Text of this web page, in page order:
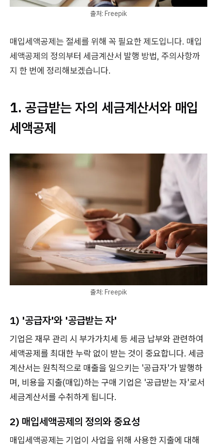
출처: Freepik
매입세액공제는 절세를 위해 꼭 필요한 제도입니다. 매입
세액공제의 정의부터 세금계산서 발행 방법, 주의사항까
지 한 번에 정리해보겠습니다.
1. 공급받는 자의 세금계산서와 매입
세액공제
출처: Freepik
1) '공급자'와 '공급받는 자'
기업은 재무 관리 시 부가가치세 등 세금 납부와 관련하여
세액공제를 최대한 누락 없이 받는 것이 중요합니다. 세금
계산서는 원칙적으로 매출을 일으키는 '공급자'가 발행하
며, 비용을 지출(매입)하는 구매 기업은 '공급받는 자'로서
세금계산서를 수취하게 됩니다.
2) 매입세액공제의 정의와 중요성
매입세액공제는 기업이 사업을 위해 사용한 지출에 대해